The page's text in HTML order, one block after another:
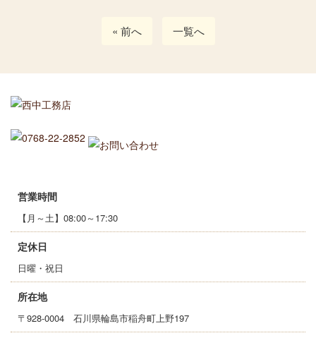
« 前へ 一覧へ
営業時間
【月～土】08:00～17:30
定休日
日曜・祝日
所在地
〒928-0004 石川県輪島市稲舟町上野197